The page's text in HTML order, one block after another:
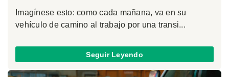
Imagínese esto: como cada mañana, va en su
vehículo de camino al trabajo por una transi...
Seguir Leyendo